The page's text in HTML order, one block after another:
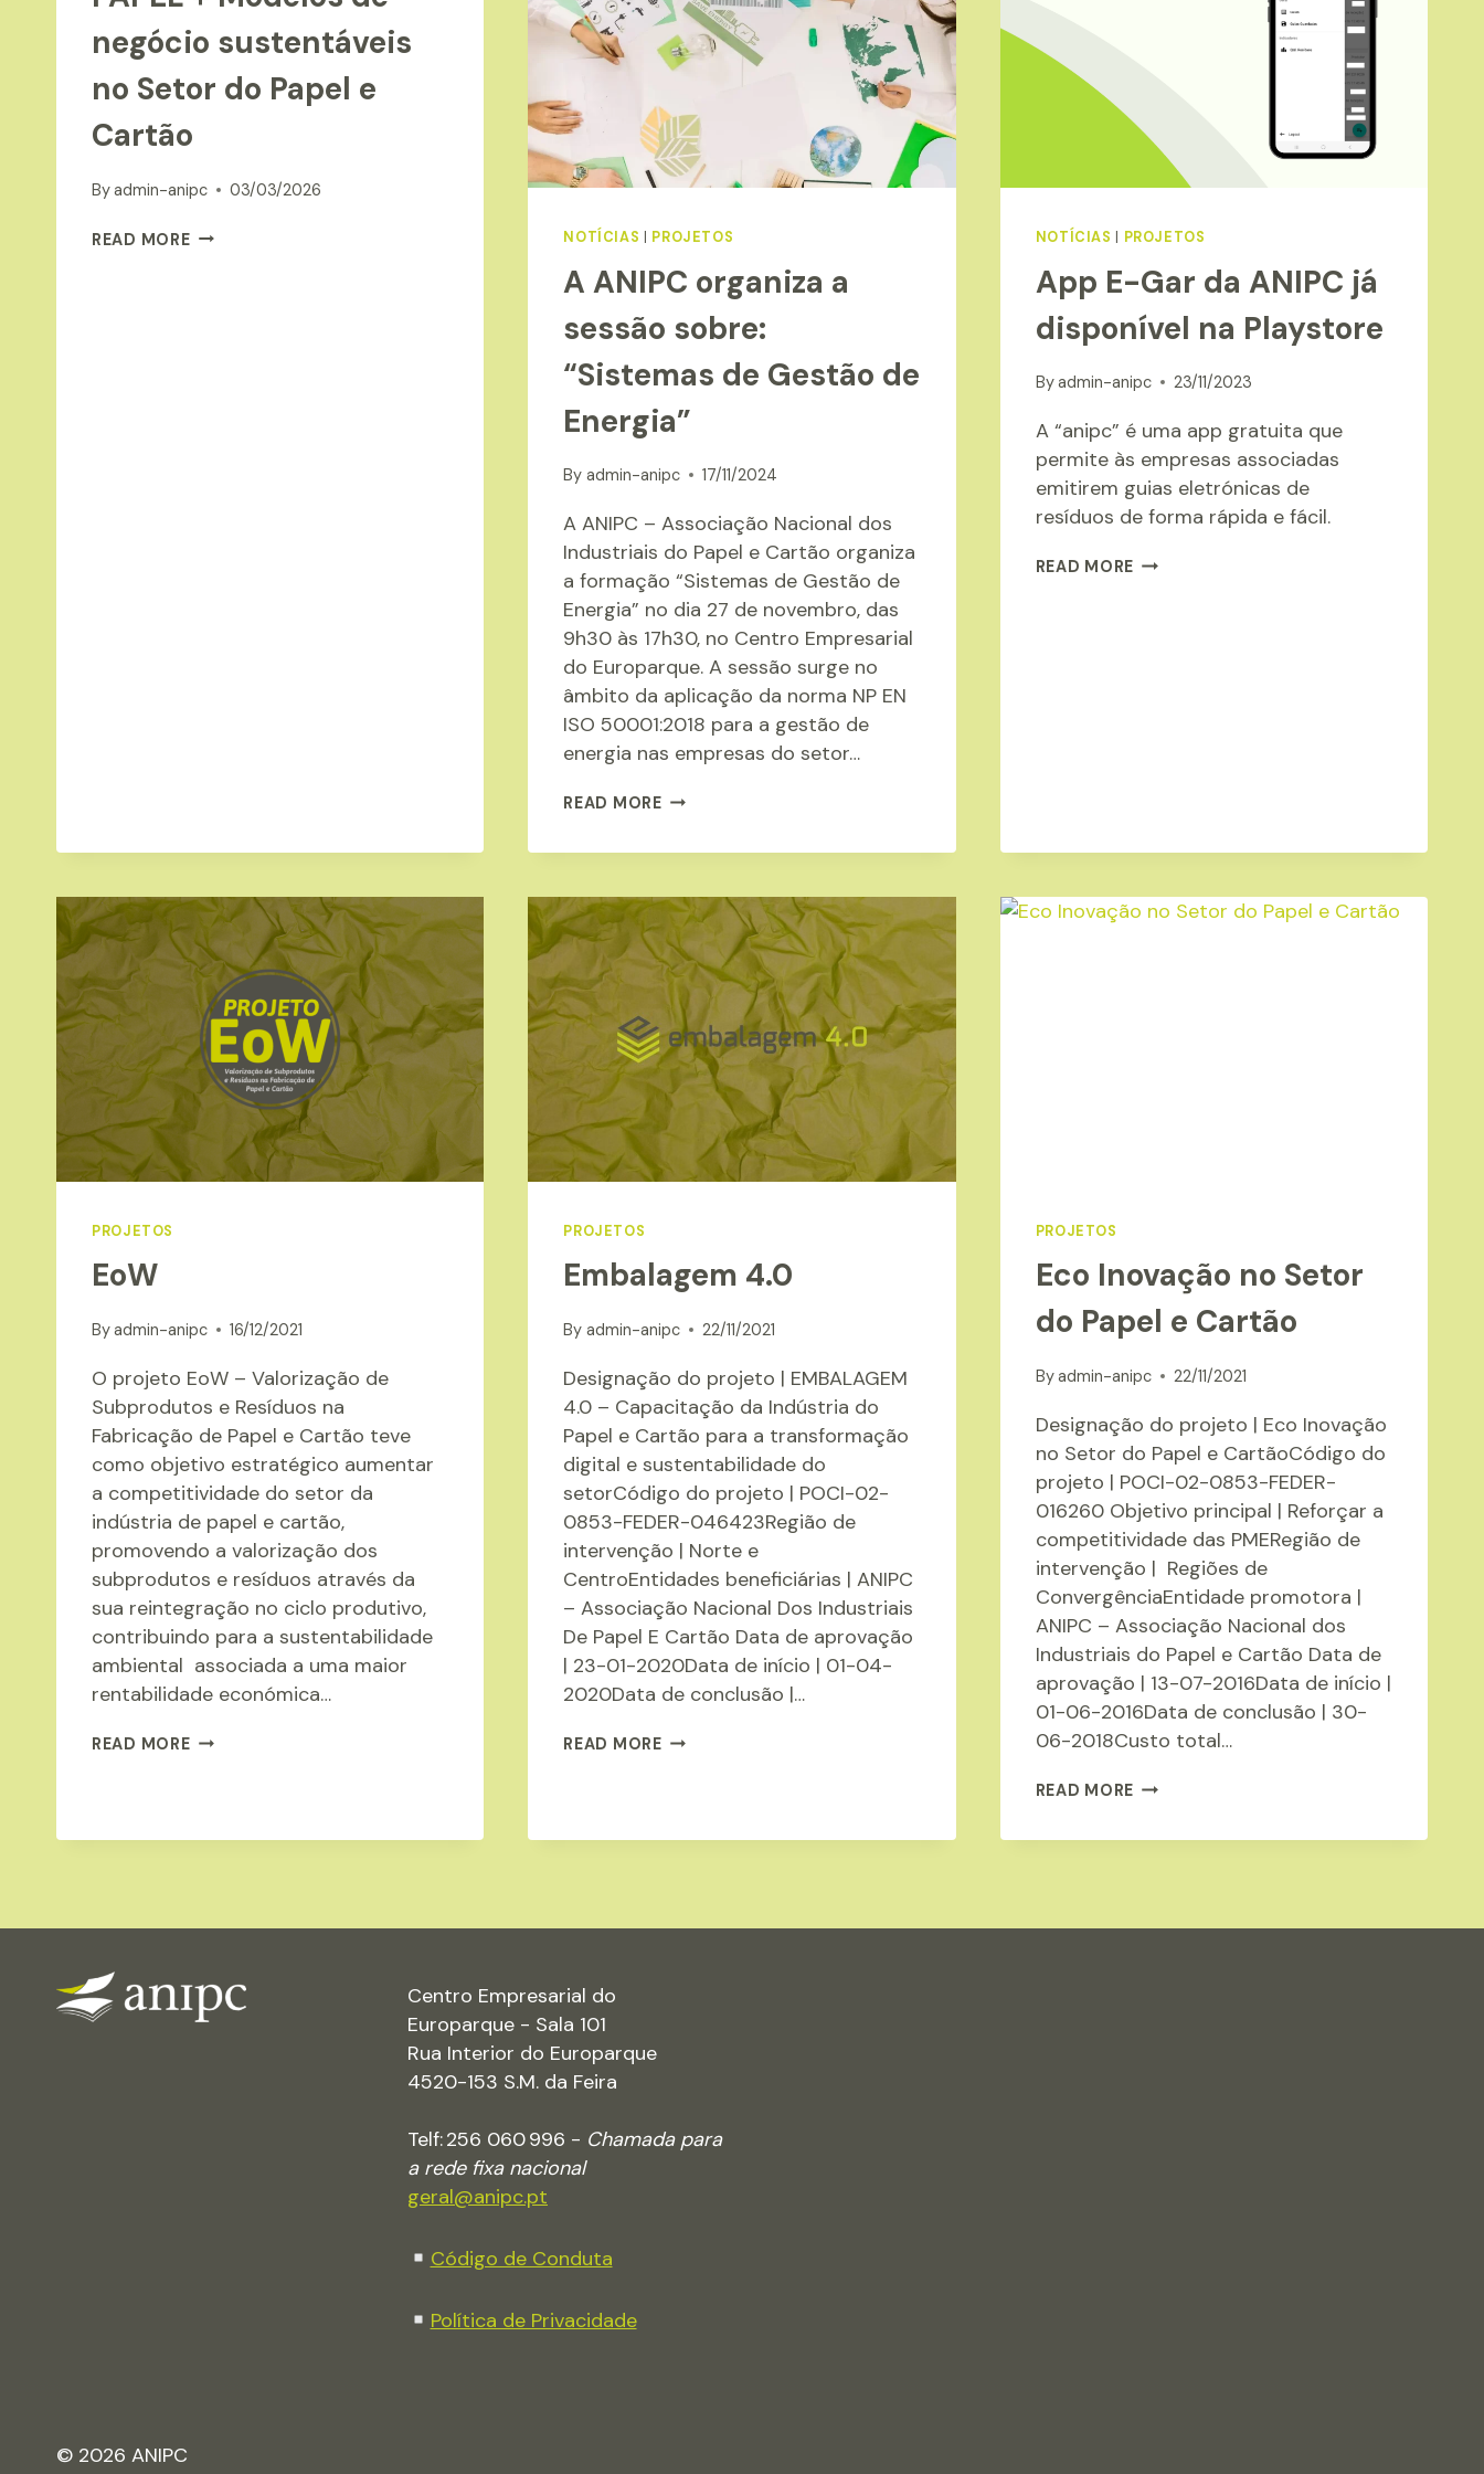
negócio sustentáveis
no Setor do Papel e
Cartão
Byadmin-anipc 03/03/2026
READ MOREPAPEL
NOTÍCIAS PROJETOS
A ANIPC organiza a
sessão sobre:
“Sistemas de Gestão de
Energia”
By admin-anipc 17/11/2024
A ANIPC – Associação Nacional dos
Industriais do Papel e Cartão organiza
a formação “Sistemas de Gestão de
Energia” no dia 27 de novembro, das
9h30 às 17h30, no Centro Empresarial
do Europarque. A sessão surge no
âmbito da aplicação da norma NP EN
ISO 50001:2018 para a gestão de
energia nas empresas do setor…
READ MOREA
ORGANIZA
SESSÃO
SOBRE:
“SISTEMAS
DE
GESTÃO
DE
ENERGIA”
NOTÍCIAS PROJETOS
App E-Gar da ANIPC já
disponível na Playstore
Byadmin-anipc 23/11/2023
A “anipc” é uma app gratuita que
permite às empresas associadas
emitirem guias eletrónicas de
resíduos de forma rápida e fácil.
READ MORE APP
PROJETOS
EoW
Byadmin-anipc 16/12/2021
O projeto EoW – Valorização de
Subprodutos e Resíduos na
Fabricação de Papel e Cartão teve
como objetivo estratégico aumentar
a competitividade do setor da
indústria de papel e cartão,
promovendo a valorização dos
subprodutos e resíduos através da
sua reintegração no ciclo produtivo,
contribuindo para a sustentabilidade
ambiental associada a uma maior
rentabilidade económica…
READ MOREEOW
PROJETOS
Embalagem 4.0
By admin-anipc 22/11/2021
Designação do projeto | EMBALAGEM
4.0 – Capacitação da Indústria do
Papel e Cartão para a transformação
digital e sustentabilidade do
setorCódigo do projeto | POCI-02-
0853-FEDER-046423Região de
intervenção | Norte e
CentroEntidades beneficiárias | ANIPC
– Associação Nacional Dos Industriais
De Papel E Cartão Data de aprovação
| 23-01-2020Data de início | 01-04-
2020Data de conclusão |…
READ MOREEMBALAGEM
PROJETOS
Eco Inovação no Setor
do Papel e Cartão
Byadmin-anipc 22/11/2021
Designação do projeto | Eco Inovação
no Setor do Papel e CartãoCódigo do
projeto | POCI-02-0853-FEDER-
016260 Objetivo principal | Reforçar a
competitividade das PMERegião de
intervenção | Regiões de
ConvergênciaEntidade promotora |
ANIPC – Associação Nacional dos
Industriais do Papel e Cartão Data de
aprovação | 13-07-2016Data de início |
01-06-2016Data de conclusão | 30-
06-2018Custo total…
READ MORE ECO
NO
PAPEL
Centro Empresarial do
Europarque - Sala 101
Rua Interior do Europarque
4520-153 S.M. da Feira
Telf: 256 060 996 - Chamada para
a rede fixa nacional
geral@anipc.pt
Código de Conduta
Política de Privacidade
© 2026 ANIPC